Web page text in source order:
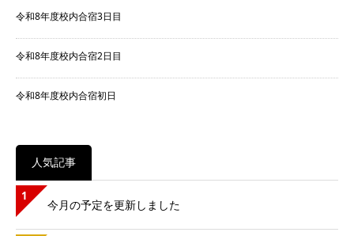
令和8年度校内合宿3日目
令和8年度校内合宿2日目
令和8年度校内合宿初日
人気記事
1
今月の予定を更新しました